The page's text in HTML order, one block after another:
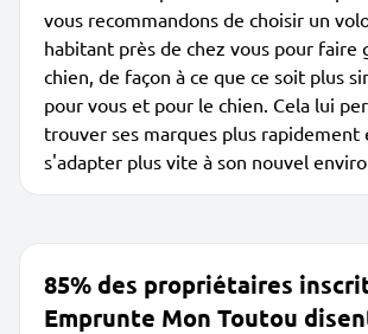
vous recommandons de choisir un
habitant près de chez vous pour faire
chien, de façon à ce que ce soit plus
pour vous et pour le chien. Cela lui
trouver ses marques plus rapidement
s'adapter plus vite à son nouvel
85% des propriétaires
Emprunte Mon Toutou